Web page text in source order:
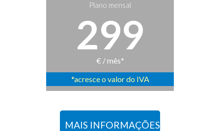
Plano mensal
299
€ / mês*
*acresce o valor do IVA
MAIS INFORMAÇÕES